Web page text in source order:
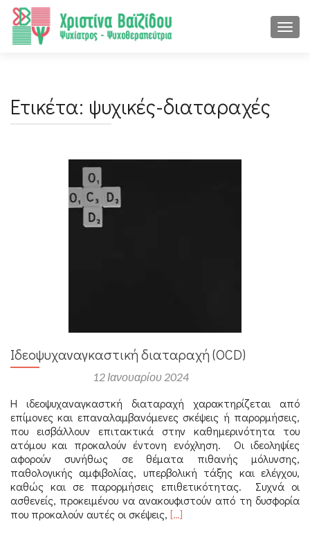
Ετικέτα: ψυχικές-διαταραχές
Ιδεοψυχαναγκαστική διαταραχή (OCD)
12 Ιανουαρίου 2024
Η ιδεοψυχαναγκαστκή διαταραχή χαρακτηρίζεται από
επίμονες και επαναλαμβανόμενες σκέψεις ή παρορμήσεις,
που εισβάλλουν επιτακτικά στην καθημερινότητα του
ατόμου και προκαλούν έντονη ενόχληση. Οι ιδεοληψίες
αφορούν συνήθως σε θέματα πιθανής μόλυνσης,
παθολογικής αμφιβολίας, υπερβολική τάξης και ελέγχου,
καθώς και σε παρορμήσεις επιθετικότητας. Συχνά οι
ασθενείς, προκειμένου να ανακουφιστούν από τη δυσφορία
που προκαλούν αυτές οι σκέψεις, Διαβάστε
[…]